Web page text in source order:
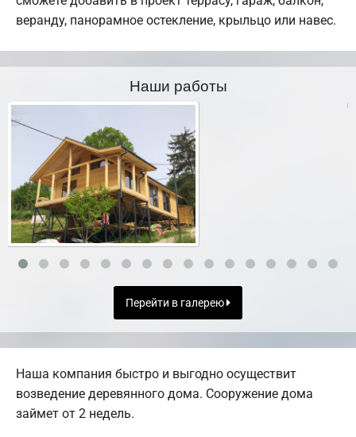
веранду, панорамное остекление, крыльцо или навес.
Наши работы
Перейти в галерею
Наша компания быстро и выгодно осуществит
возведение деревянного дома. Сооружение дома
займет от 2 недель.